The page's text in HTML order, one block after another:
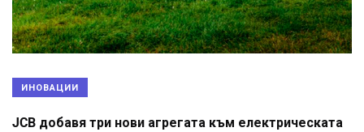
ИНОВАЦИИ
JCB добавя три нови агрегата към електрическата